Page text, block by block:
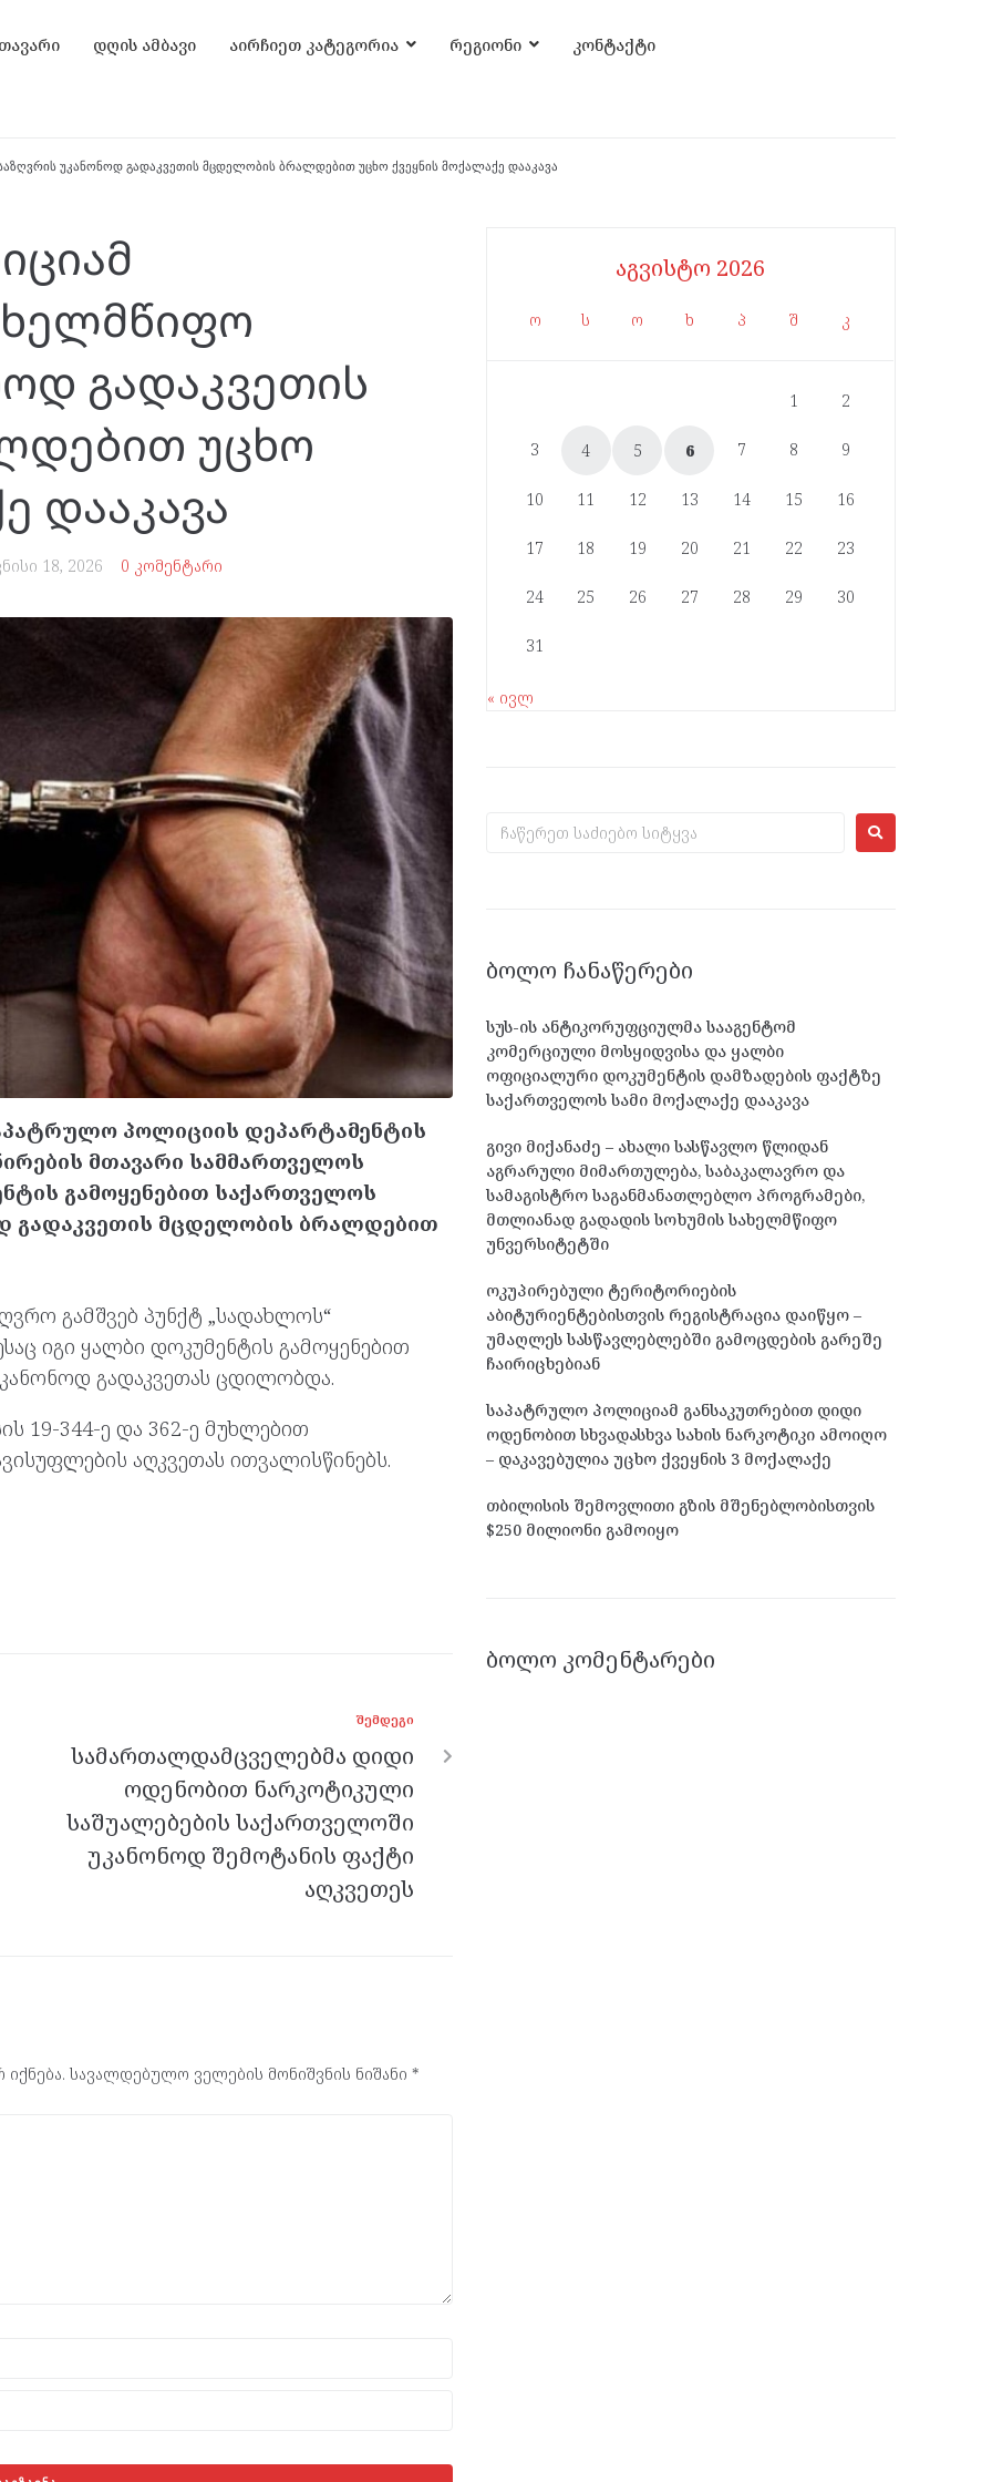
დღის ამბავი აირჩიეთ კატეგორია რეგიონი კონტაქტი
უკანონოდ გადაკვეთის მცდელობის ბრალდებით უცხო ქვეყნის მოქალაქე დააკავა
გადაკვეთის
უცხო
დააკავა
18, 2026 0 კომენტარი
პოლიციის დეპარტამენტის
მთავარი სამმართველოს
გამოყენებით საქართველოს
გადაკვეთის მცდელობის ბრალდებით
გამშვებ პუნქტ „სადახლოს“
იგი ყალბი დოკუმენტის გამოყენებით
გადაკვეთას ცდილობდა.
19-344-ე და 362-ე მუხლებით
აღკვეთას ითვალისწინებს.
ᲨᲔᲛᲓᲔᲒᲘ
სამართალდამცველებმა დიდი
ოდენობით ნარკოტიკული
საშუალებების საქართველოში
უკანონოდ შემოტანის ფაქტი
აღკვეთეს
სავალდებულო ველების მონიშვნის ნიშანი *
აგვისტო 2026
ო ს ო ხ პ შ კ
1 2
3 4 5 6 7 8 9
10 11 12 13 14 15 16
17 18 19 20 21 22 23
24 25 26 27 28 29 30
31
« ივლ
ᲑᲝᲚᲝ ᲩᲐᲜᲐᲬᲔᲠᲔᲑᲘ
სუს-ის ანტიკორუფციულმა სააგენტომ
კომერციული მოსყიდვისა და ყალბი
ოფიციალური დოკუმენტის დამზადების ფაქტზე
საქართველოს სამი მოქალაქე დააკავა
გივი მიქანაძე – ახალი სასწავლო წლიდან
აგრარული მიმართულება, საბაკალავრო და
სამაგისტრო საგანმანათლებლო პროგრამები,
მთლიანად გადადის სოხუმის სახელმწიფო
უნვერსიტეტში
ოკუპირებული ტერიტორიების
აბიტურიენტებისთვის რეგისტრაცია დაიწყო –
უმაღლეს სასწავლებლებში გამოცდების გარეშე
ჩაირიცხებიან
საპატრულო პოლიციამ განსაკუთრებით დიდი
ოდენობით სხვადასხვა სახის ნარკოტიკი ამოიღო
– დაკავებულია უცხო ქვეყნის 3 მოქალაქე
თბილისის შემოვლითი გზის მშენებლობისთვის
$250 მილიონი გამოიყო
ᲑᲝᲚᲝ ᲙᲝᲛᲔᲜᲢᲐᲠᲔᲑᲘ